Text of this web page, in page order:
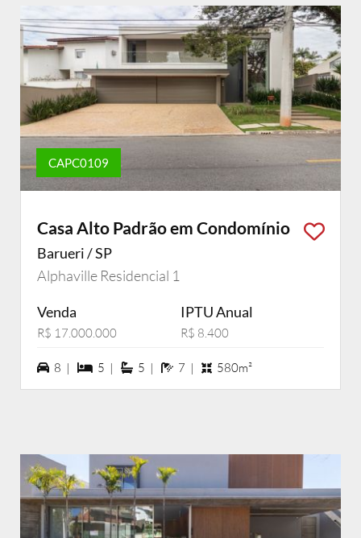
CAPC0109
Casa Alto Padrão em Condomínio
Barueri / SP
Alphaville Residencial 1
Venda
R$ 17.000.000
IPTU Anual
R$ 8.400
8 vagas na garagem
8 | 5 dormiórios
5 | 5 suítes
5 | 7 banheiros
7 | 580m²